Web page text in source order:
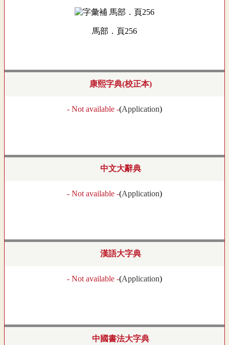
馬部．頁256
康熙字典(校正本)
- Not available -(Application)
中文大辭典
- Not available -(Application)
漢語大字典
- Not available -(Application)
中國書法大字典